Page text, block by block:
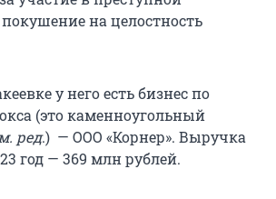
на целостность
у него есть бизнес по
(это каменноугольный
ред.) — ООО «Корнер». Выручка
год — 369 млн рублей.